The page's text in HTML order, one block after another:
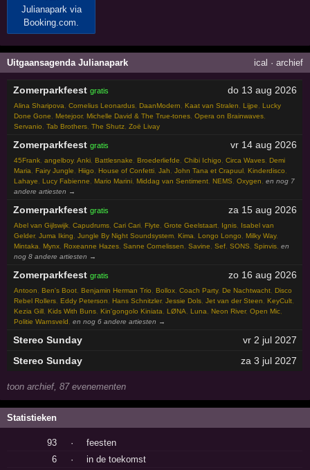
Uitgaansagenda Julianapark ical · archief
Zomerparkfeest gratis do 13 aug 2026
Alina Sharipova,Cornelius Leonardus, DaanModern, Kaat van Stralen, Lijpe, Lucky
Done Gone, Metejoor, Michelle David & The True-tones,Opera on Brainwaves,
Servanio,Tab Brothers,The Shutz,Zoë Livay
Zomerparkfeest gratis vr 14 aug 2026
45Frank,angelboy,Anki, Battlesnake, Broederliefde,Chibi Ichigo,Circa Waves, Demi
Maria, Fairy Jungle, Hiigo, House of Confetti,Jah,John Tana et Crapuul , Kinderdisco,
Lahaye, Lucy Fabienne, Mario Marini, Middag van Sentiment, NEMS,Oxygen,en nog 7
andere artiesten →
Zomerparkfeest gratis za 15 aug 2026
Abel van Gijlswijk,Capudrums,Cari Cari, Flyte,Grote Geelstaart, Ignis,
Isabel van
Gelder,Juma Iking,Jungle By Night Soundsystem, Kima, Longo Longo, Milky Way,
Mintaka, Mynx, Roxeanne Hazes,Sanne Cornelissen,Savine,Sef,SONS,Spinvis,en
nog 8 andere artiesten →
Zomerparkfeest gratis zo 16 aug 2026
Antoon, Ben's Boot, Benjamin Herman Trio, Bollox,Coach Party, De Nachtwacht, Disco
Rebel Rollers, Eddy Peterson, Hans Schnitzler,Jessie Dols,Jet van der Steen, KeyCult,
Kezia Gill , Kids With Buns, Kin'gongolo Kiniata, LØNA, Luna, Neon River,Open Mic,
Politie Warnsveld ,en nog 6 andere artiesten →
Stereo Sunday
vr 2 jul 2027
Stereo Sunday
za 3 jul 2027
toon archief, 87 evenementen
Statistieken
93 ·
feesten
6
·
in de toekomst